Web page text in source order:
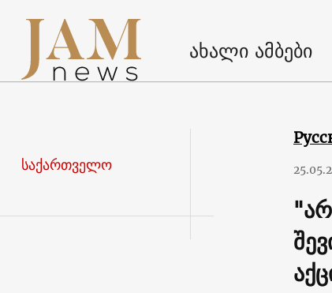
ახალი ამბები
საქართველო